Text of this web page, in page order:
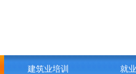
建筑业培训 就